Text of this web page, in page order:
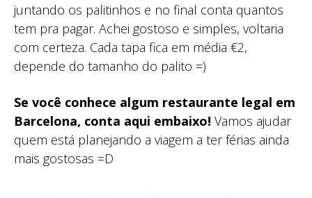
juntando os palitinhos e no final conta quantos
tem pra pagar. Achei gostoso e simples, voltaria
com certeza. Cada tapa fica em média €2,
depende do tamanho do palito =)
Se você conhece algum restaurante legal em
Barcelona, conta aqui embaixo! Vamos ajudar
quem está planejando a viagem a ter férias ainda
mais gostosas =D